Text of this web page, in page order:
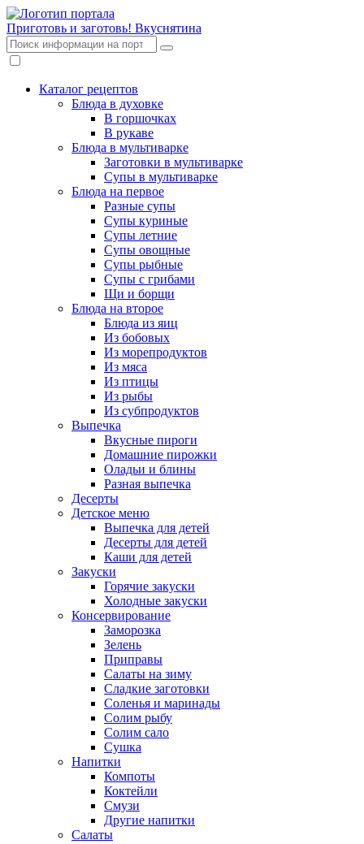
Приготовь и заготовь! Вкуснятина
Каталог рецептов
Блюда в духовке
В горшочках
В рукаве
Блюда в мультиварке
Заготовки в мультиварке
Супы в мультиварке
Блюда на первое
Разные супы
Супы куриные
Супы летние
Супы овощные
Супы рыбные
Супы с грибами
Щи и борщи
Блюда на второе
Блюда из яиц
Из бобовых
Из морепродуктов
Из мяса
Из птицы
Из рыбы
Из субпродуктов
Выпечка
Вкусные пироги
Домашние пирожки
Оладьи и блины
Разная выпечка
Десерты
Детское меню
Выпечка для детей
Десерты для детей
Каши для детей
Закуски
Горячие закуски
Холодные закуски
Консервирование
Заморозка
Зелень
Приправы
Салаты на зиму
Сладкие заготовки
Соленья и маринады
Солим рыбу
Солим сало
Сушка
Напитки
Компоты
Коктейли
Смузи
Другие напитки
Салаты